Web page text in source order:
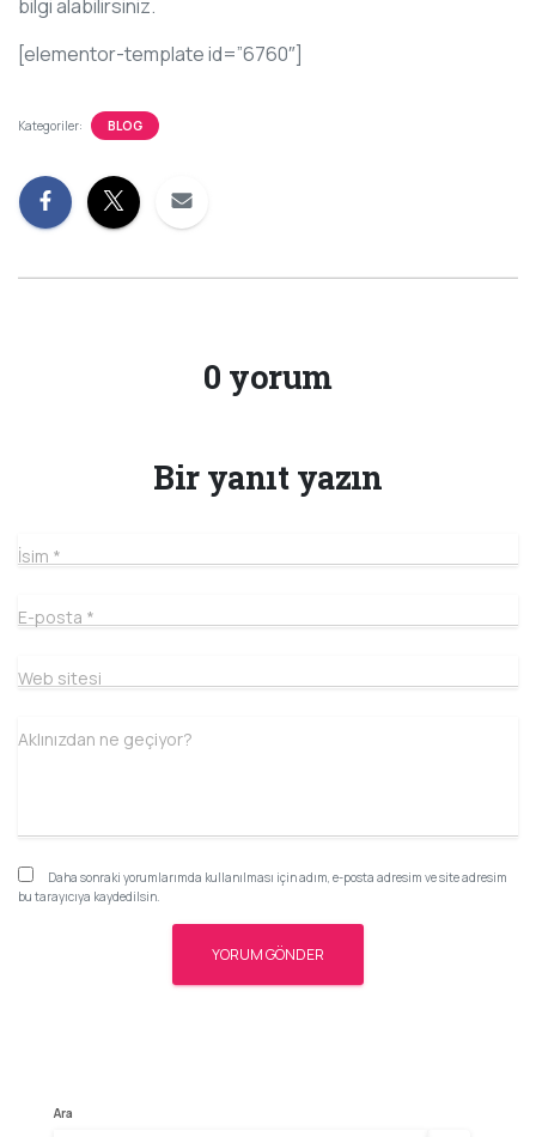
bilgi alabilirsiniz.
[elementor-template id=”6760″]
Kategoriler: BLOG
0 yorum
Bir yanıt yazın
İsim *
E-posta *
Web sitesi
Aklınızdan ne geçiyor?
Daha sonraki yorumlarımda kullanılması için adım, e-posta adresim ve site adresim
bu tarayıcıya kaydedilsin.
Ara